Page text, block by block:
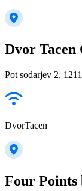
Dvor Tacen
Pot sodarjev 2,
DvorTacen
Four Points